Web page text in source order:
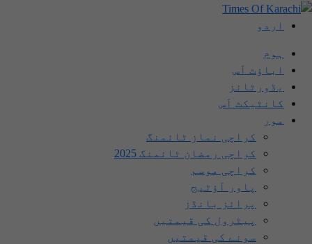
اردو
ہوم
اباؤٹ اَس
یڈورٹائز
کانٹیکٹ اَس
مور
کراچی نماز ٹائمنگ
کراچی رمضان ٹائمنگ 2025
کراچی موسم
پاور آؤٹیج
پرائز بانڈز
پیٹرول کی قیمتیں
سونے کی قیمتیں